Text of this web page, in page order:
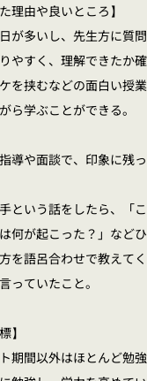
理由や良いところ】
が多いし、先生方に質
やすく、理解できたか
を挟むなどの面白い授
ら学ぶことができる。
導や面談で、印象に残
という話をしたら、「
何が起こった？」など
を語呂合わせで教えて
っていたこと。
】
期間以外はほとんど勉